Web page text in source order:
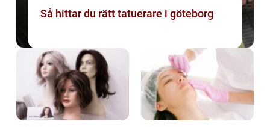
Så hittar du rätt tatuerare i göteborg